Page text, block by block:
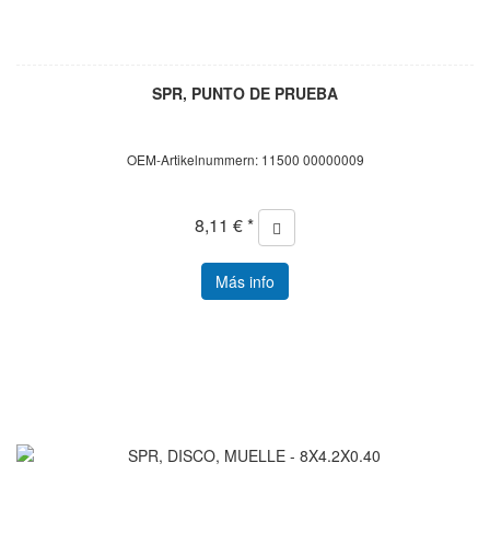
SPR, PUNTO DE PRUEBA
OEM-Artikelnummern: 11500 00000009
8,11 € *
Más info